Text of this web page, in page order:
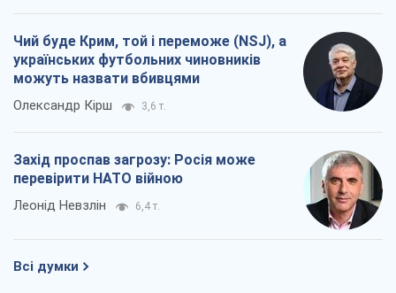
Чий буде Крим, той і переможе (NSJ), а
українських футбольних чиновників
можуть назвати вбивцями
Олександр Кірш 3,6 т.
Захід проспав загрозу: Росія може
перевірити НАТО війною
Леонід Невзлін 6,4 т.
Всі думки